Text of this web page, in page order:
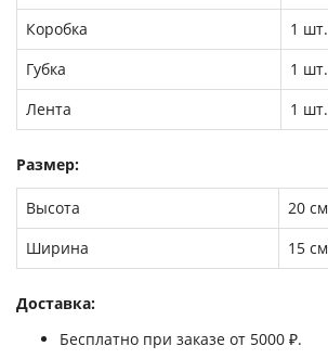
Коробка
1 шт.
Губка
1 шт.
Лента
1 шт.
Размер:
Высота
20 см
Ширина
15 см
Доставка:
Бесплатно при заказе от 5000 ₽.